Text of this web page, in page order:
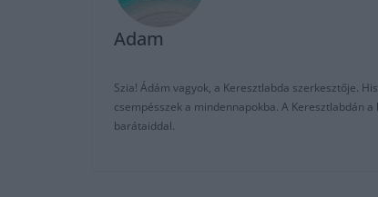
Adam
Szia! Ádám vagyok, a Keresztlabda szerkesztője.
csempésszek a mindennapokba. A Keresztlabdán
barátaiddal.